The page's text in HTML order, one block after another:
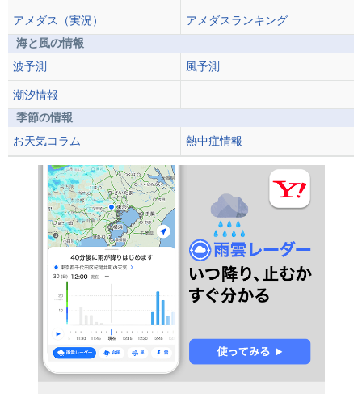
アメダス（実況）
アメダスランキング
海と風の情報
波予測
風予測
潮汐情報
季節の情報
お天気コラム
熱中症情報